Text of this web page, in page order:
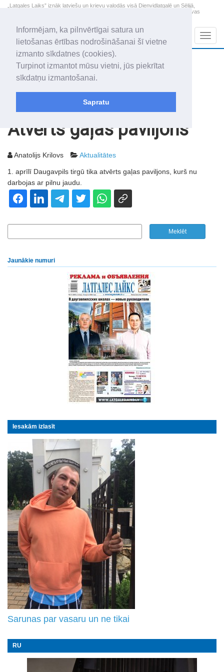
Informējam, ka pilnvērtīgai satura un
lietošanas ērtības nodrošināšanai šī vietne
izmanto sīkdatnes (cookies).
Turpinot izmantot mūsu vietni, jūs piekrītat
sīkdatņu izmantošanai.
Sapratu
„Latgales Laiks” iznāk latviešu un krievu valodās visā Dienvidlatgalē un Sēlijā,
„Latgales Laiks” latviešu valodā aptver Daugavpils valstspilsētu, Augšdaugavas
2026. gada 9. augusts
Svētdiena
Genovefa, Genoveva, Madara
+11.6
Atvērts gaļas paviljons
Anatolijs Krilovs Aktualitātes
1. aprīlī Daugavpils tirgū tika atvērts gaļas paviljons, kurš nu
darbojas ar pilnu jaudu.
Jaunākie numuri
Iesakām izlasīt
Sarunas par vasaru un ne tikai
RU